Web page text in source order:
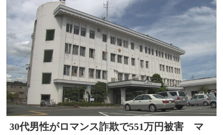
30代男性がロマンス詐欺で551万円被害 マ